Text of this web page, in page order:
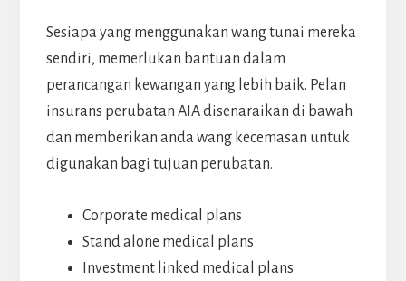
Sesiapa yang menggunakan wang tunai mereka
sendiri, memerlukan bantuan dalam
perancangan kewangan yang lebih baik. Pelan
insurans perubatan AIA disenaraikan di bawah
dan memberikan anda wang kecemasan untuk
digunakan bagi tujuan perubatan.
Corporate medical plans
Stand alone medical plans
Investment linked medical plans